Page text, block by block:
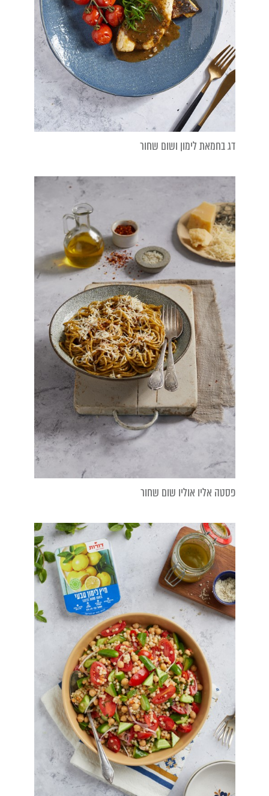
דג בחמאת לימון ושום שחור
פסטה אליו אוליו שום שחור